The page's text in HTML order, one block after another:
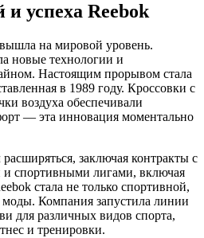
успеха Reebok
на мировой уровень.
новые технологии и
Настоящим прорывом стала
в 1989 году. Кроссовки с
воздуха обеспечивали
— эта инновация моментально
заключая контракты с
и спортивными лигами, включая
стала не только спортивной,
Компания запустила линии
для различных видов спорта,
и тренировки.